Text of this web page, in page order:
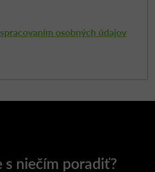
spracovaním osobných údajov